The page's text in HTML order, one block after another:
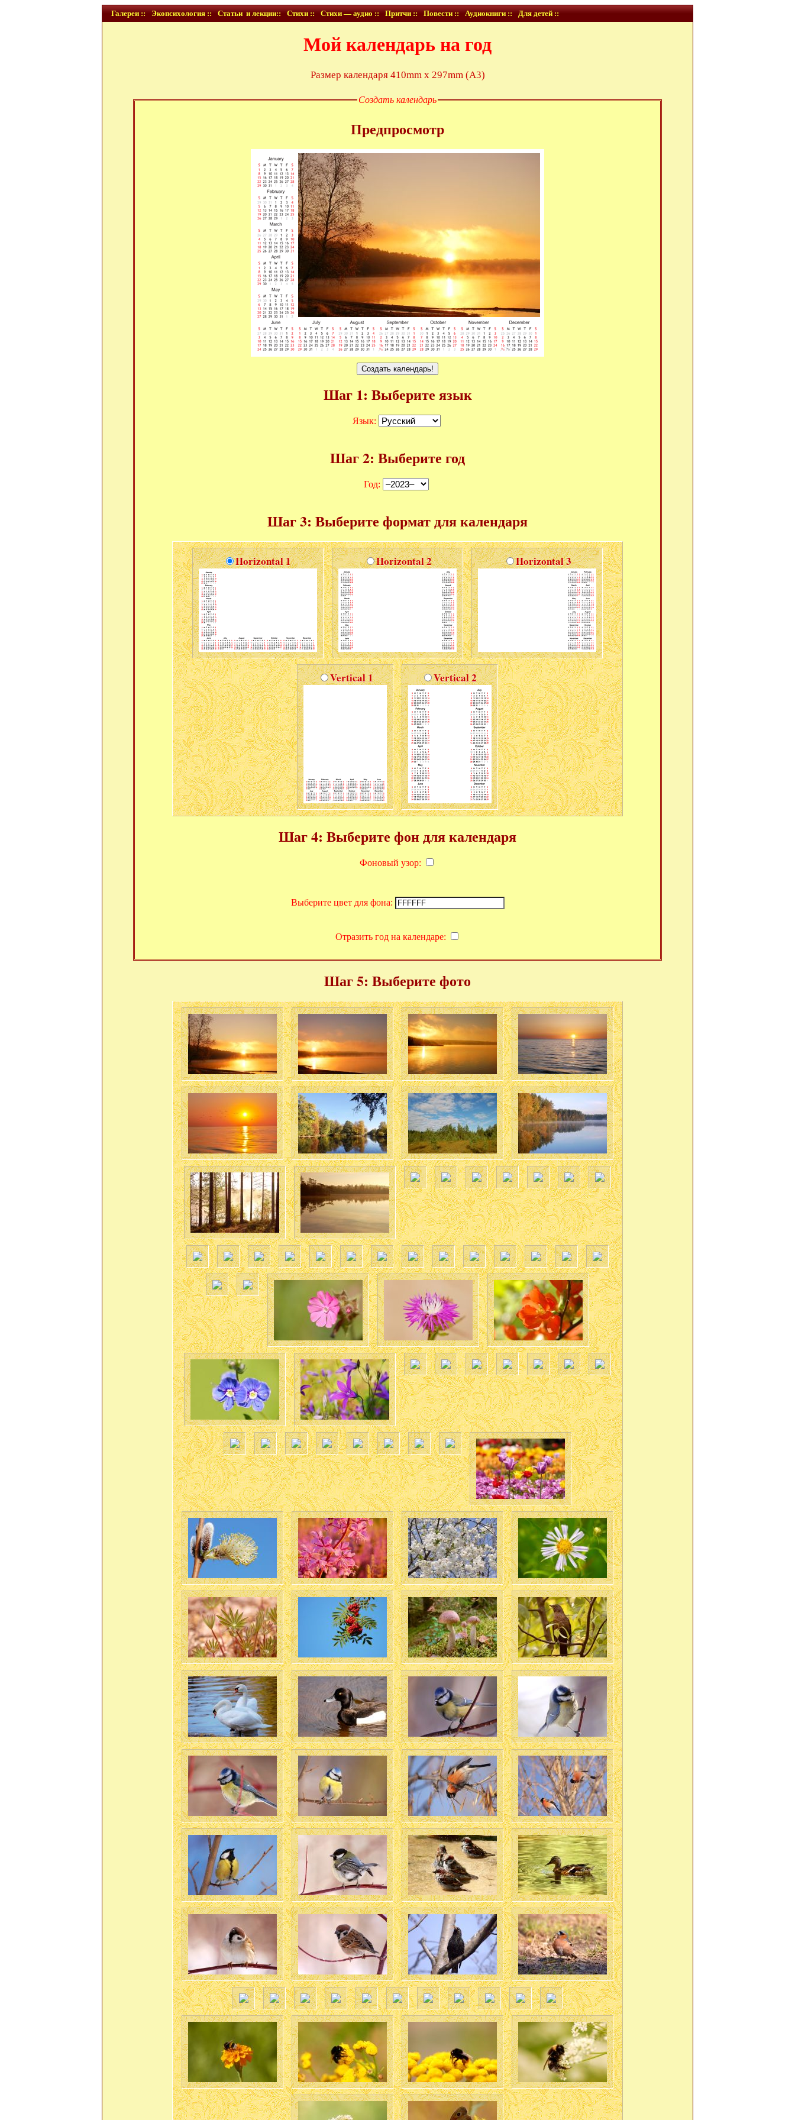
Галереи :: Экопсихология :: Статьи и лекции:: Стихи :: Стихи — аудио :: Притчи :: Повести :: Аудиокниги :: Для детей ::
Мой календарь на год
Размер календаря 410mm x 297mm (A3)
Создать календарь
Предпросмотр
Шаг 1: Выберите язык
Язык:
Шаг 2: Выберите год
Год:
Шаг 3: Выберите формат для календаря
Horizontal 1 Horizontal 2 Horizontal 3
Vertical 1 Vertical 2
Шаг 4: Выберите фон для календаря
Фоновый узор:
Выберите цвет для фона:
Отразить год на календаре:
Шаг 5: Выберите фото